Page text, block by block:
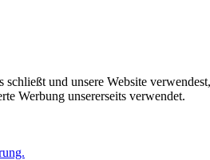
und unsere Website
Werbung unsererseits verwendet.